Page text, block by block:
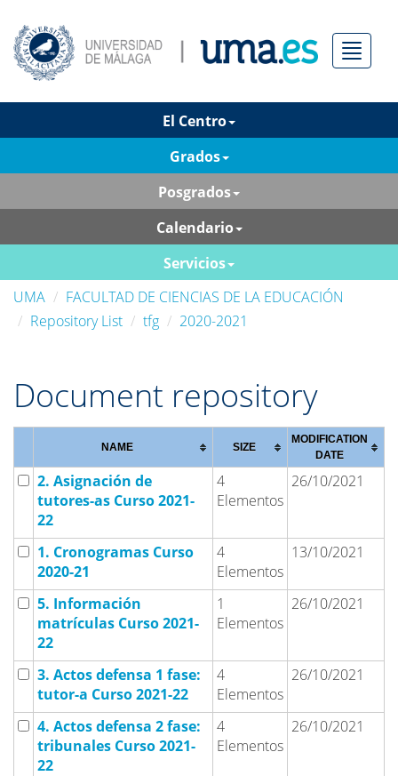
Menú
El Centro
Grados
Posgrados
Calendario
Servicios
UMA
FACULTAD DE CIENCIAS DE LA EDUCACIÓN
Repository List
tfg 2020-2021
Document repository
NAME SIZE
MODIFICATION
DATE
2. Asignación de
tutores-as Curso 2021-
22
4
Elementos
26/10/2021
1. Cronogramas Curso
2020-21
4
Elementos
13/10/2021
5. Información
matrículas Curso 2021-
22
1
Elementos
26/10/2021
3. Actos defensa 1 fase:
tutor-a Curso 2021-22
4
Elementos
26/10/2021
4. Actos defensa 2 fase:
tribunales Curso 2021-
22
4
Elementos
26/10/2021